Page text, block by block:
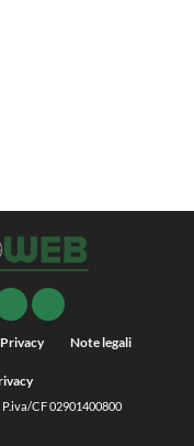
Privacy Note legali
CF 02901400800